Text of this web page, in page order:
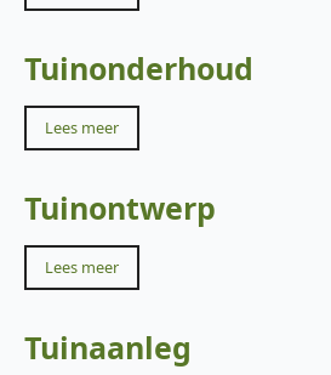
Tuinonderhoud
Lees meer
Tuinontwerp
Lees meer
Tuinaanleg